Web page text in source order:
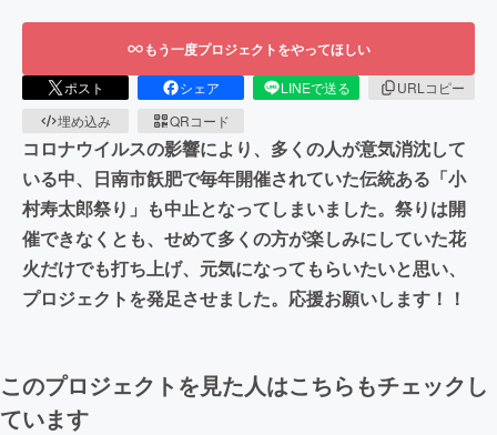
もう一度プロジェクトをやってほしい
ポスト シェア LINEで送る
URLコピー
埋め込み
QRコード
コロナウイルスの影響により、多くの人が意気消沈して
いる中、日南市飫肥で毎年開催されていた伝統ある「小
村寿太郎祭り」も中止となってしまいました。祭りは開
催できなくとも、せめて多くの方が楽しみにしていた花
火だけでも打ち上げ、元気になってもらいたいと思い、
プロジェクトを発足させました。応援お願いします！！
このプロジェクトを見た人はこちらもチェックし
ています